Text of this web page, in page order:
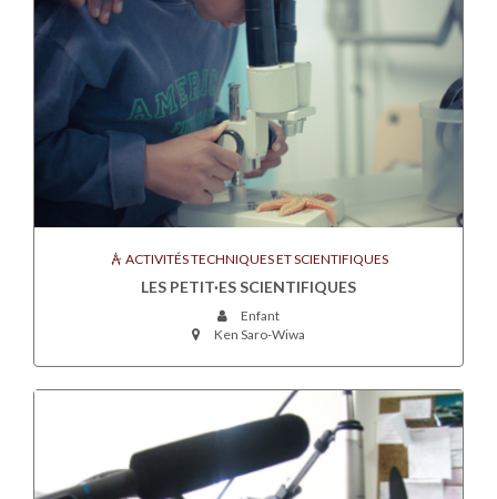
ACTIVITÉS TECHNIQUES ET SCIENTIFIQUES
LES PETIT·ES SCIENTIFIQUES
Enfant
Ken Saro-Wiwa